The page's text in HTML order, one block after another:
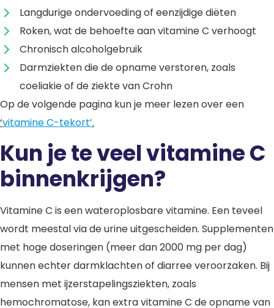
Langdurige ondervoeding of eenzijdige diëten
Roken, wat de behoefte aan vitamine C verhoogt
Chronisch alcoholgebruik
Darmziekten die de opname verstoren, zoals
coeliakie of de ziekte van Crohn
Op de volgende pagina kun je meer lezen over een
‘vitamine C-tekort’.
Kun je te veel vitamine C
binnenkrijgen?
Vitamine C is een wateroplosbare vitamine. Een teveel
wordt meestal via de urine uitgescheiden. Supplementen
met hoge doseringen (meer dan 2000 mg per dag)
kunnen echter darmklachten of diarree veroorzaken. Bij
mensen met ijzerstapelingsziekten, zoals
hemochromatose, kan extra vitamine C de opname van